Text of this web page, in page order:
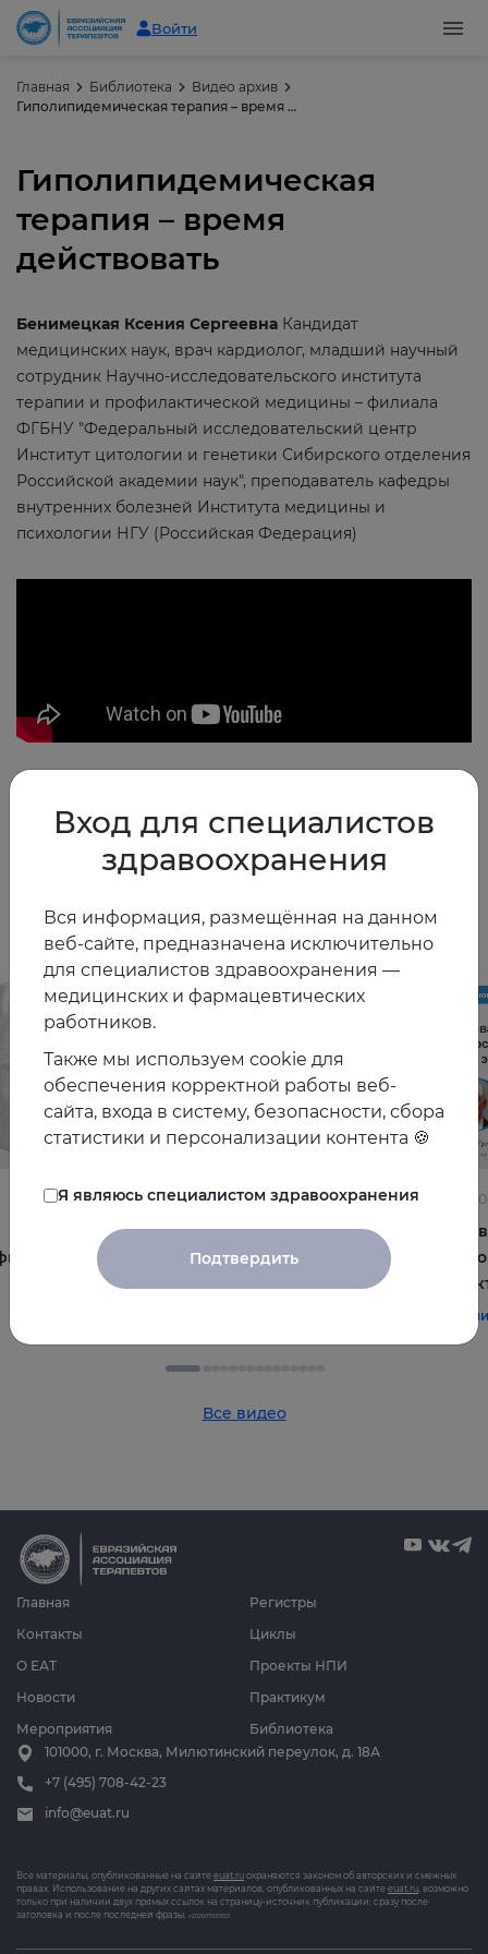
Войти
Главная Библиотека
Видео архив
Гиполипидемическая терапия – время действовать
Гиполипидемическая
терапия – время
действовать
Бенимецкая Ксения Сергеевна Кандидат
медицинских наук, врач кардиолог, младший научный
сотрудник Научно-исследовательского института
терапии и профилактической медицины – филиала
ФГБНУ "Федеральный исследовательский центр
Институт цитологии и генетики Сибирского отделения
Российской академии наук", преподаватель кафедры
внутренних болезней Института медицины и
психологии НГУ (Российская Федерация)
Другие видео
22.06.2026
Постменопауза на приёме: алгоритмы для
терапевта
#терапия#постменопауза#женское_здоровье
и
и
Все видео
Главная
О ЕАТ
Новости
Мероприятия
Циклы
Проекты НПИ
Практикум
Библиотека
Регистры
Контакты
101000, г. Москва, Милютинский переулок, д. 18А
+7 (495) 708-42-23
info@euat.ru
Все материалы, опубликованные на сайте euat.ru охраняются законом об авторских и смежных
правах. Использование на других сайтах материалов, опубликованных на сайте euat.ru, возможно
только при наличии двух прямых ссылок на страницу-источник публикации: сразу после
заголовка и после последней фразы. v202607031833
Вход для специалистов
здравоохранения
Вся информация, размещённая на данном
веб-сайте, предназначена исключительно
для специалистов здравоохранения —
медицинских и фармацевтических
работников.
Также мы используем cookie для
обеспечения корректной работы веб-
сайта, входа в систему, безопасности, сбора
статистики и персонализации контента 🍪
Я являюсь специалистом здравоохранения
Подтвердить